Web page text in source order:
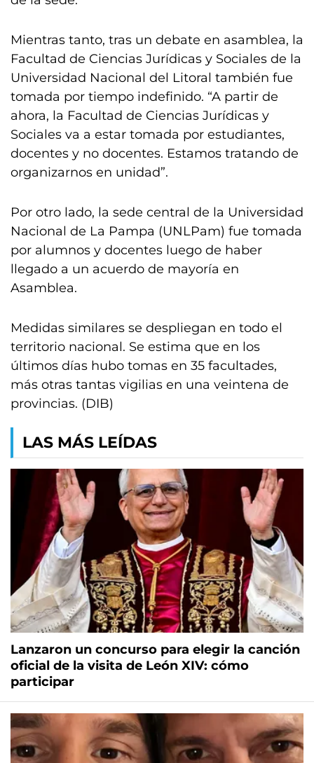
Mientras tanto, tras un debate en asamblea, la
Facultad de Ciencias Jurídicas y Sociales de la
Universidad Nacional del Litoral también fue
tomada por tiempo indefinido. “A partir de
ahora, la Facultad de Ciencias Jurídicas y
Sociales va a estar tomada por estudiantes,
docentes y no docentes. Estamos tratando de
organizarnos en unidad”.
Por otro lado, la sede central de la Universidad
Nacional de La Pampa (UNLPam) fue tomada
por alumnos y docentes luego de haber
llegado a un acuerdo de mayoría en
Asamblea.
Medidas similares se despliegan en todo el
territorio nacional. Se estima que en los
últimos días hubo tomas en 35 facultades,
más otras tantas vigilias en una veintena de
provincias. (DIB)
LAS MÁS LEÍDAS
Lanzaron un concurso para elegir la canción
oficial de la visita de León XIV: cómo
participar